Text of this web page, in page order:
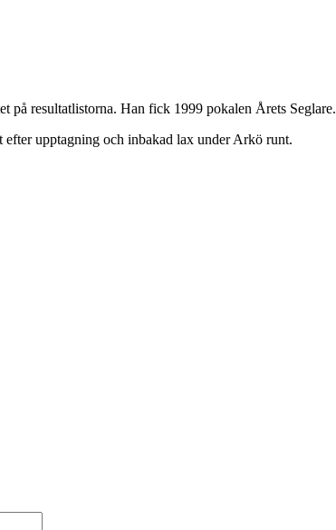
på resultatlistorna. Han fick 1999 pokalen Årets Seglare.
efter upptagning och inbakad lax under Arkö runt.